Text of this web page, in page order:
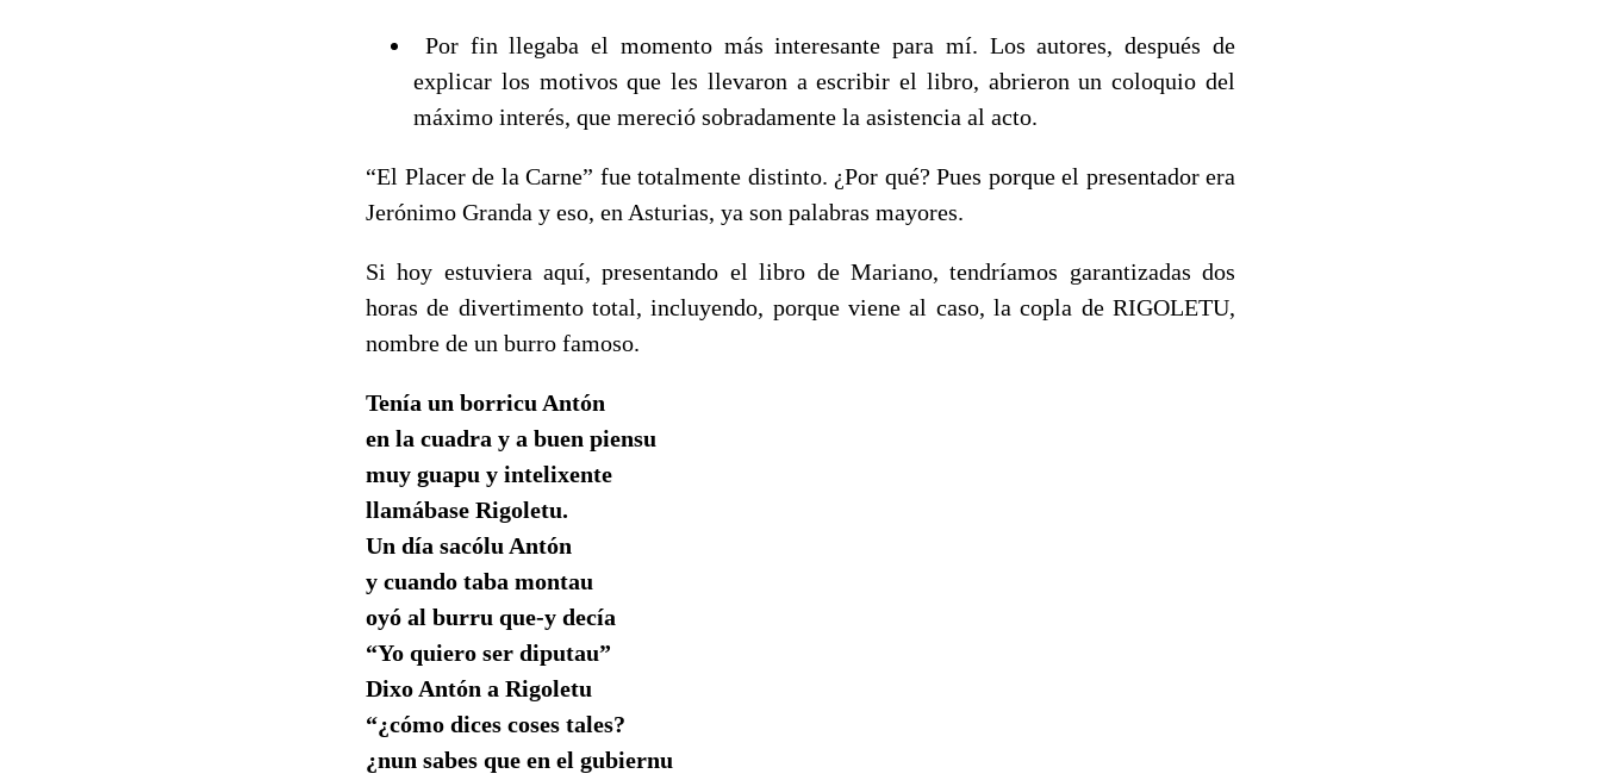
Por fin llegaba el momento más interesante para mí. Los autores, después de
explicar los motivos que les llevaron a escribir el libro, abrieron un coloquio del
máximo interés, que mereció sobradamente la asistencia al acto.
“El Placer de la Carne” fue totalmente distinto. ¿Por qué? Pues porque el presentador era
Jerónimo Granda y eso, en Asturias, ya son palabras mayores.
Si hoy estuviera aquí, presentando el libro de Mariano, tendríamos garantizadas dos
horas de divertimento total, incluyendo, porque viene al caso, la copla de RIGOLETU,
nombre de un burro famoso.
Tenía un borricu Antón
en la cuadra y a buen piensu
muy guapu y intelixente
llamábase Rigoletu.
Un día sacólu Antón
y cuando taba montau
oyó al burru que-y decía
“Yo quiero ser diputau”
Dixo Antón a Rigoletu
“¿cómo dices coses tales?
¿nun sabes que en el gubiernu